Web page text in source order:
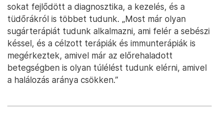
sokat fejlődött a diagnosztika, a kezelés, és a
tüdőrákról is többet tudunk. „Most már olyan
sugárterápiát tudunk alkalmazni, ami felér a sebészi
késsel, és a célzott terápiák és immunterápiák is
megérkeztek, amivel már az előrehaladott
betegségben is olyan túlélést tudunk elérni, amivel
a halálozás aránya csökken.”